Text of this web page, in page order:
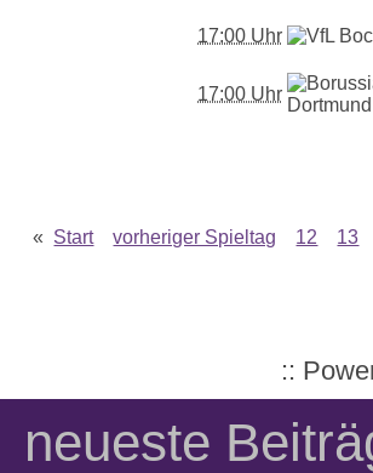
17:00 Uhr
17:00 Uhr
« Start vorheriger Spieltag 12 13
::
neueste